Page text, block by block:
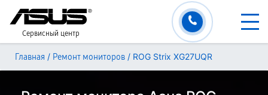
Сервисный центр
Главная / Ремонт мониторов / ROG Strix XG27UQR